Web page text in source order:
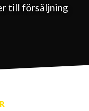
VÅRA BRANDS
till försäljning